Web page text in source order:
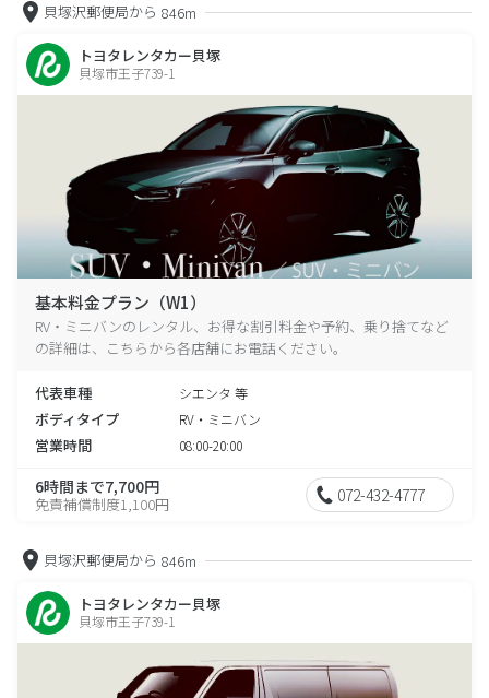
貝塚沢郵便局から 846m
トヨタレンタカー貝塚
貝塚市王子739-1
基本料金プラン（W1）
RV・ミニバンのレンタル、お得な割引料金や予約、乗り捨てなど
の詳細は、こちらから各店舗にお電話ください。
代表車種 シエンタ 等
ボディタイプ RV・ミニバン
営業時間 08:00-20:00
6時間まで7,700円
免責補償制度1,100円 072-432-4777
貝塚沢郵便局から 846m
トヨタレンタカー貝塚
貝塚市王子739-1